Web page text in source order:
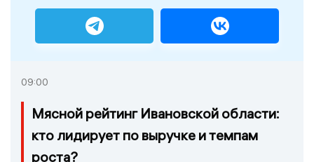
09:00
Мясной рейтинг Ивановской области:
кто лидирует по выручке и темпам
роста?